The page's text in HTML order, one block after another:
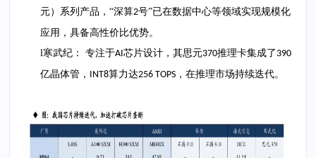
元）系列产品，“深算2号”已在数据中心等领域实现规模化
应用，具备高性价比优势。
l寒武纪： 专注于AI芯片设计，其思元370推理卡集成了 390
亿晶体管， INT8算力达256 TOPS ，在推理市场持续迭代。